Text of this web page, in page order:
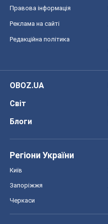
Правова інформація
Реклама на сайті
Редакційна політика
OBOZ.UA
Світ
Блоги
Регіони України
Київ
Запоріжжя
Черкаси